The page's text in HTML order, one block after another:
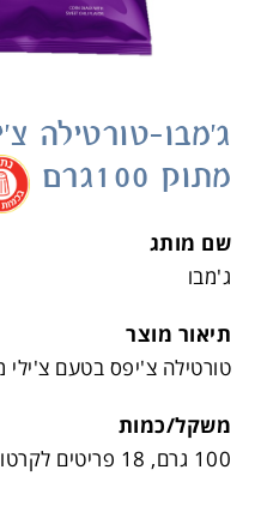
ג'מבו-טורטילה
מתוק 100גרם
שם מותג
ג'מבו
תיאור מוצר
טורטילה צ'יפס בטעם צ'ילי
משקל/כמות
100 גרם, 18 פריטים לקרטון